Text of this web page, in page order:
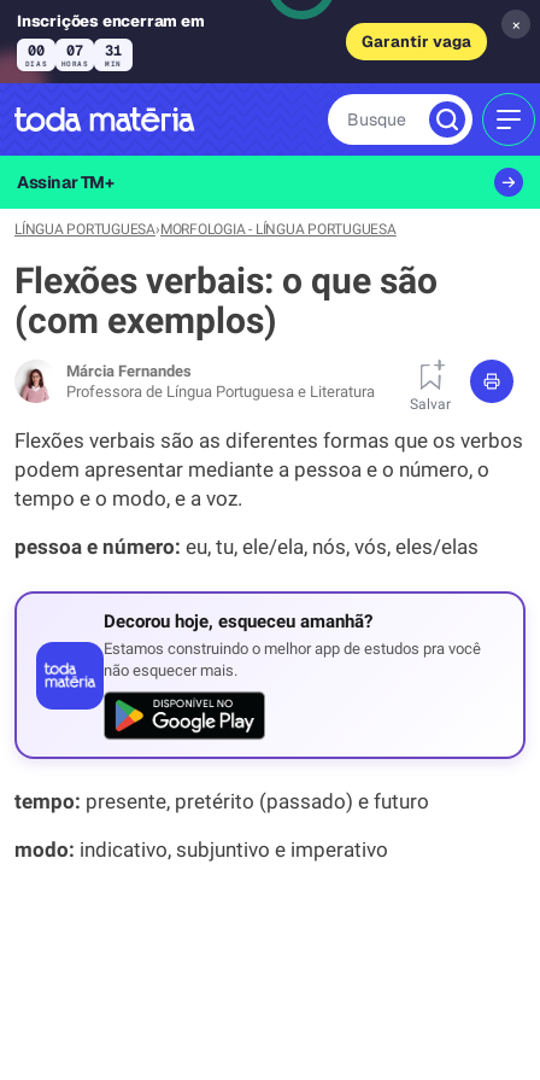
Inscrições encerram em
00
DIAS
07
HORAS
31
MIN
Garantir vaga
×
Busque
Assinar TM+
LÍNGUA PORTUGUESA›MORFOLOGIA - LÍNGUA PORTUGUESA
Flexões verbais: o que são
(com exemplos)
Márcia Fernandes
Professora de Língua Portuguesa e Literatura
Salvar
Flexões verbais são as diferentes formas que os verbos
podem apresentar mediante a pessoa e o número, o
tempo e o modo, e a voz.
pessoa e número: eu, tu, ele/ela, nós, vós, eles/elas
Decorou hoje, esqueceu amanhã?
Estamos construindo o melhor app de estudos pra você
não esquecer mais.
tempo: presente, pretérito (passado) e futuro
modo: indicativo, subjuntivo e imperativo